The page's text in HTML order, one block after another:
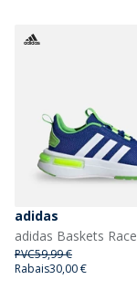
adidas
PVC59,99 €
Rabais30,00 €